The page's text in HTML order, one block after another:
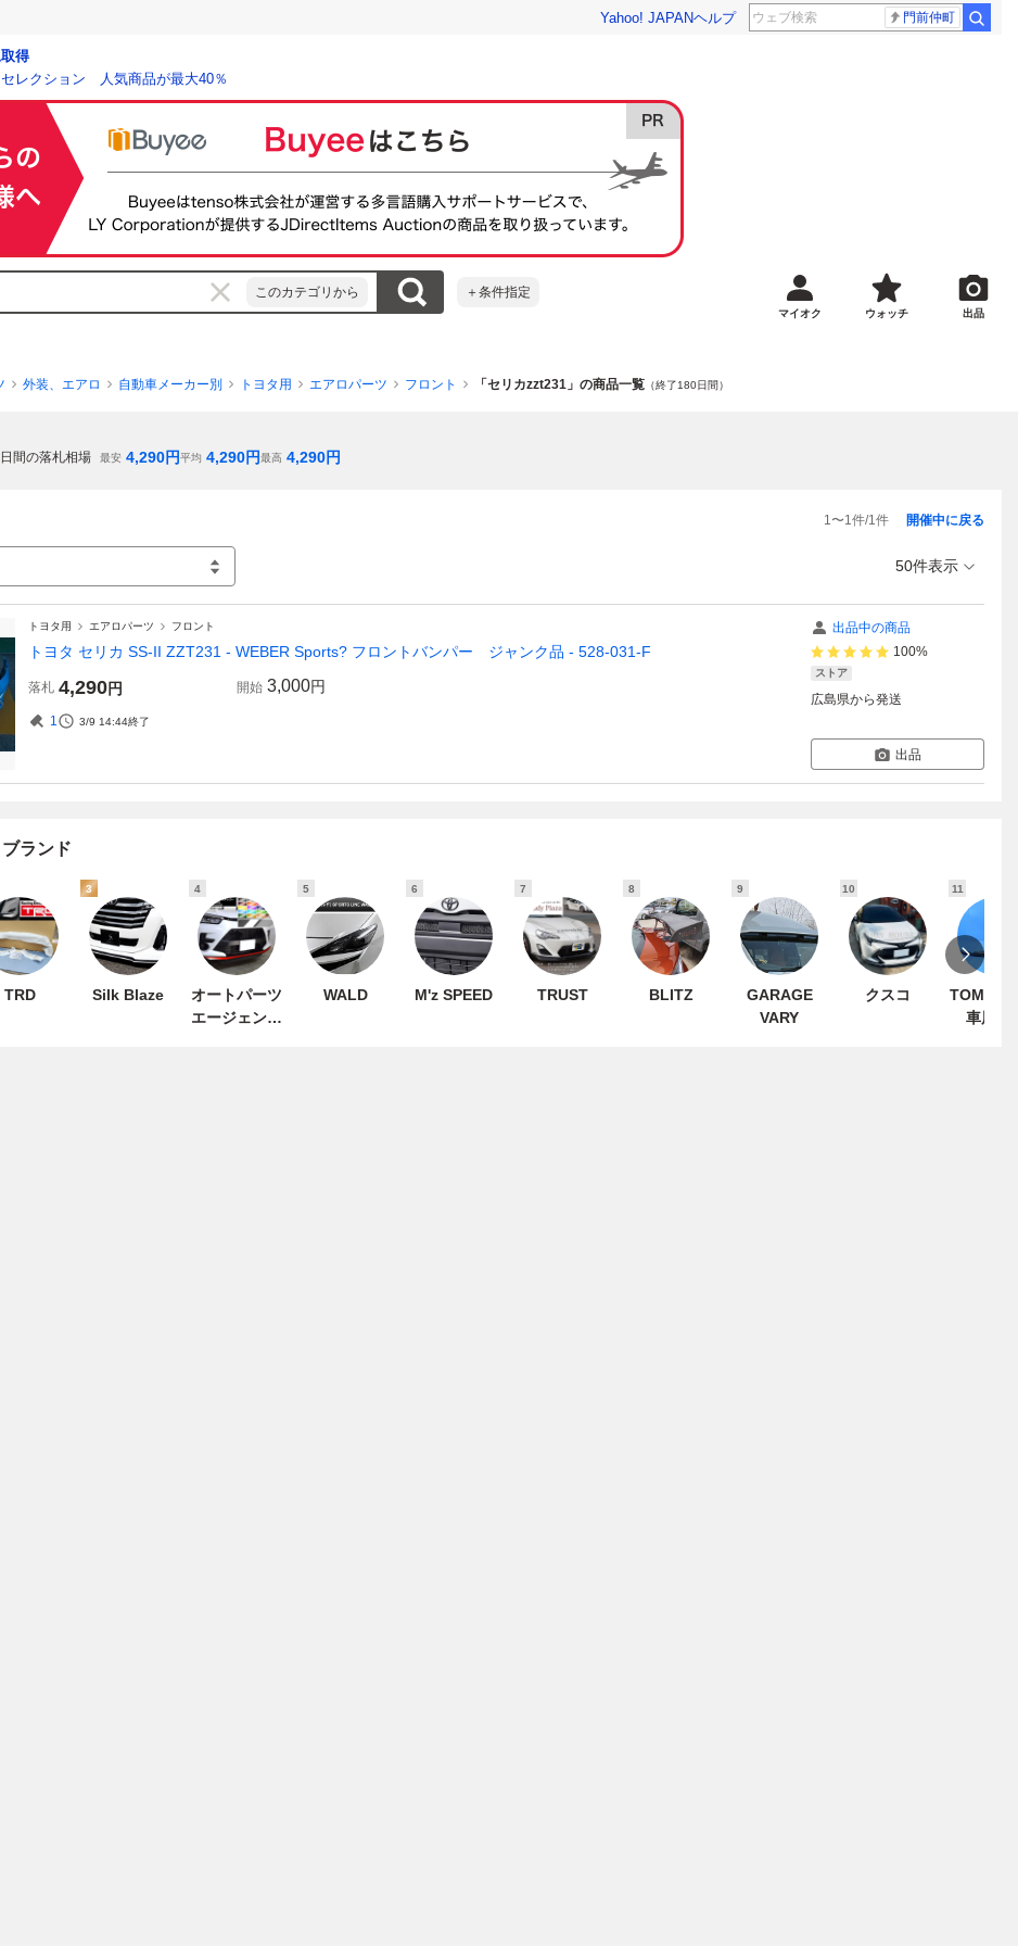
Yahoo! JAPANヘルプ 門前仲町
得
レクション 人気商品が最大40％
このカテゴリから ＋条件指定
マイオク ウォッチ 出品
外装、エアロ 自動車メーカー別 トヨタ用 エアロパーツ フロント 「セリカzzt231」の商品一覧 （終了180日間）
日間の落札相場 最安 4,290円平均 4,290円最高 4,290円
1〜1件/1件 開催中に戻る
50件表示
トヨタ用 エアロパーツ フロント
トヨタ セリカ SS-II ZZT231 - WEBER Sports? フロントバンパー ジャンク品 - 528-031-F
落札 4,290円 開始 3,000円
1 3/9 14:44終了
出品中の商品
100%
ストア
広島県から発送
出品
ランド
TRD
3
Silk Blaze
4
オートパーツ
エージェンシ
5
WALD
6
M'z SPEED
7
TRUST
8
BLITZ
9
GARAGE
VARY
10
クスコ
11
TOM'S（
車用品